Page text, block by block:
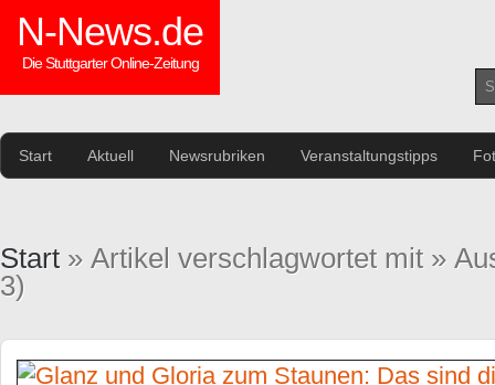
N-News.de
Die Stuttgarter Online-Zeitung
Start Aktuell Newsrubriken Veranstaltungstipps
Start » Artikel verschlagwortet mit »
3)